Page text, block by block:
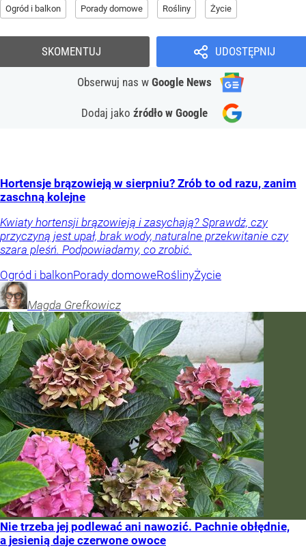
Ogród i balkon Porady domowe Rośliny Życie
UDOSTĘPNIJ
Obserwuj nas w Google News
Dodaj jako źródło w Google
SKOMENTUJ
Hortensje brązowieją w sierpniu? Zrób to od razu, zanim
zaschną kolejne
Kwiaty hortensji brązowieją i zasychają? Sprawdź, czy
przyczyną jest upał, brak wody, naturalne przekwitanie czy
szara pleśń. Podpowiadamy, co zrobić.
Ogród i balkonPorady domoweRoślinyŻycie
Magda Grefkowicz
Nie trzeba jej podlewać ani nawozić. Pachnie obłędnie,
a jesienią daje czerwone owoce